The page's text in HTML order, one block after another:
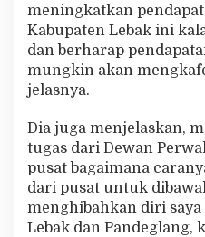
meningkatkan
Kabupaten Lebak ini
dan berharap
mungkin akan
jelasnya.
Dia juga menjelaskan,
tugas dari Dewan
pusat bagaimana
dari pusat untuk
menghibahkan diri
Lebak dan Pandeglang,